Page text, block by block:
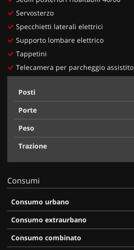
Servosterzo
Specchietti laterali elettrici
Supporto lombare elettrico
Tappetini
Telecamera per parcheggio assistito
Posti
Porte
Peso
Trazione
Consumi
Consumo urbano
Consumo extraurbano
Consumo combinato